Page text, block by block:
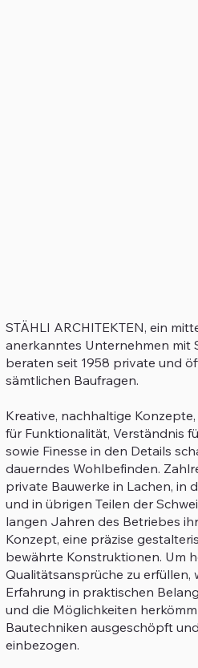
STÄHLI ARCHITEKTEN, ein
anerkanntes Unternehmen mit
beraten seit 1958 private und
sämtlichen Baufragen.
Kreative, nachhaltige
für Funktionalität, Verständnis
sowie Finesse in den Details
dauerndes Wohlbefinden.
private Bauwerke in Lachen, in
und in übrigen Teilen der
langen Jahren des Betriebes
Konzept, eine präzise
bewährte Konstruktionen. Um
Qualitätsansprüche zu erfüllen,
Erfahrung in praktischen
und die Möglichkeiten
Bautechniken ausgeschöpft
einbezogen.